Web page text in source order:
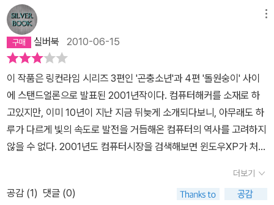
실버북 2010-06-15
이 작품은 링컨라임 시리즈 3편인 '곤충소년'과 4편 '돌원숭이' 사이
에 스탠드얼론으로 발표된 2001년작이다. 컴퓨터해커를 소재로 하
고있지만, 이미 10년이 지난 지금 뒤늦게 소개되다보니, 아무래도 하
루가 다르게 빛의 속도로 발전을 거듭해온 컴퓨터의 역사를 고려하지
않을 수 없다. 2001년도 컴퓨터시장을 검색해보면 윈도우XP가 처음
시절의 이야기는 아닌 것이다. 실제로 책을 읽다보면 시대가 많이 바
뀌었음에도 별다른 위화감은 느껴지지 않는다. 그만큼 스토리의 짜임
더보기
공감 (1) 댓글 (0)